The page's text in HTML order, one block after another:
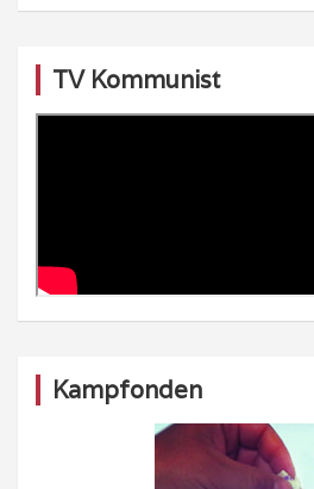
TV Kommunist
Kampfonden